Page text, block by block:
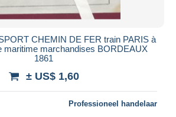
CHEMIN DE FER train PARIS à
maritime marchandises BORDEAUX
1861
± US$ 1,60
Professioneel handelaar